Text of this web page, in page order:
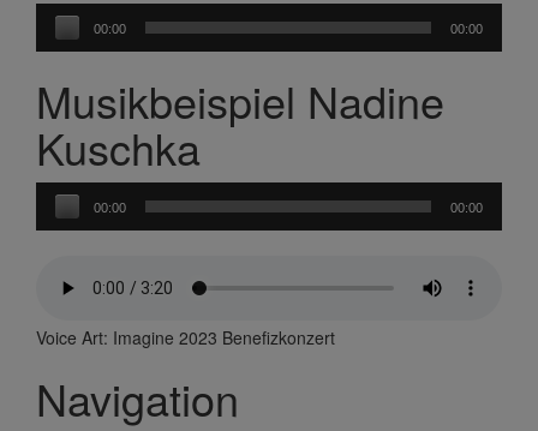
Audio-
Player
00:00 00:00
Musikbeispiel Nadine
Kuschka
Audio-
Player
00:00 00:00
Voice Art: Imagine 2023 Benefizkonzert
Navigation